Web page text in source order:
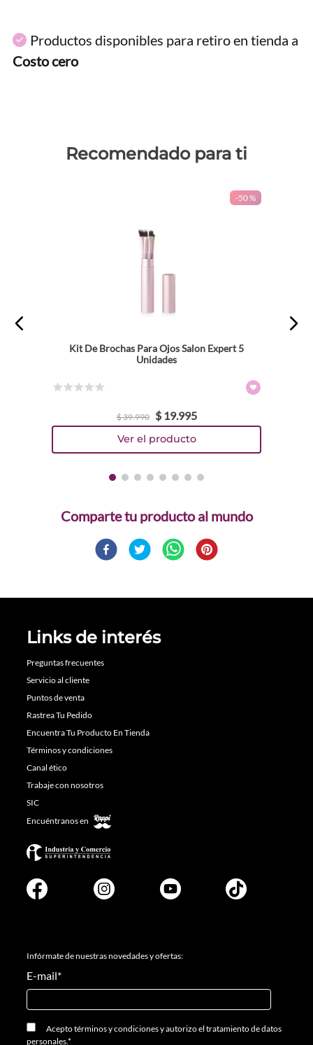
Productos disponibles para retiro en tienda a
Costo cero
Recomendado para ti
-50 %
Kit De Brochas Para Ojos Salon Expert 5
Unidades
$39.990 $ 19.995
Comparte
Links de interés
Preguntas frecuentes
Servicio al cliente
Puntos de venta
Rastrea Tu Pedido
Encuentra Tu Producto En Tienda
Términos y condiciones
Canal ético
Trabaje con nosotros
SIC
Encuéntranos en
Infórmate de nuestras novedades y ofertas:
E-mail*
Aceptotérminos y condicionesyautorizo el tratamiento de datos
personales.*